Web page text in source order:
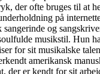
der ofte bruges til at
på
sangerinde og
musikstil. Hun
for sit musikalske
amerikansk
der er kendt for sit